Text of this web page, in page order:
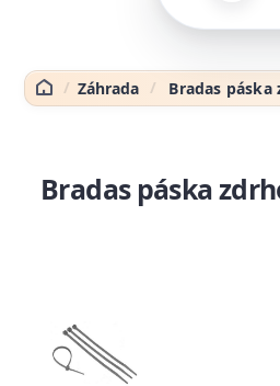
Záhrada Bradas páska
Bradas páska